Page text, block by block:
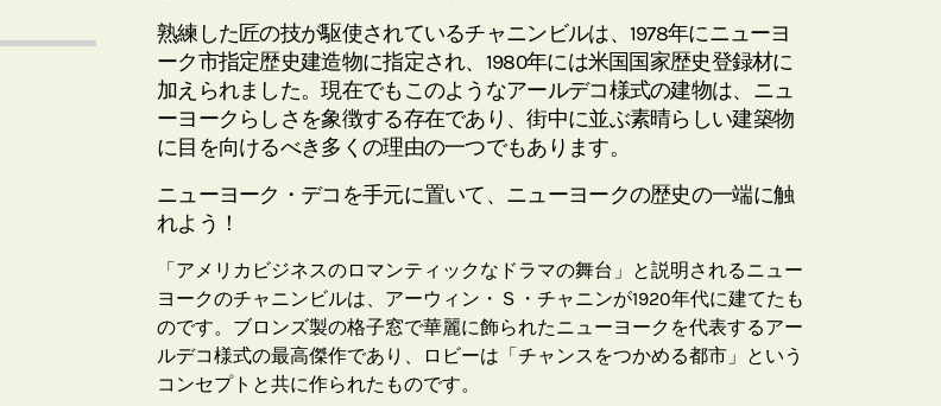
熟練した匠の技が駆使されているチャニンビルは、1978年にニューヨ
ーク市指定歴史建造物に指定され、1980年には米国国家歴史登録材に
加えられました。現在でもこのようなアールデコ様式の建物は、ニュ
ーヨークらしさを象徴する存在であり、街中に並ぶ素晴らしい建築物
に目を向けるべき多くの理由の一つでもあります。
ニューヨーク・デコを手元に置いて、ニューヨークの歴史の一端に触
れよう！
「アメリカビジネスのロマンティックなドラマの舞台」と説明されるニュー
ヨークのチャニンビルは、アーウィン・Ｓ・チャニンが1920年代に建てたも
のです。ブロンズ製の格子窓で華麗に飾られたニューヨークを代表するアー
ルデコ様式の最高傑作であり、ロビーは「チャンスをつかめる都市」という
コンセプトと共に作られたものです。